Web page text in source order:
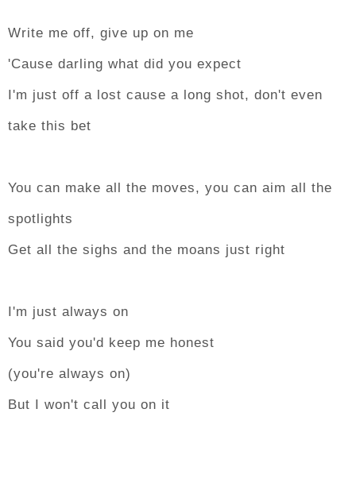
Write me off, give up on me
'Cause darling what did you expect
I'm just off a lost cause a long shot, don't even
take this bet
You can make all the moves, you can aim all the
spotlights
Get all the sighs and the moans just right
I'm just always on
You said you'd keep me honest
(you're always on)
But I won't call you on it